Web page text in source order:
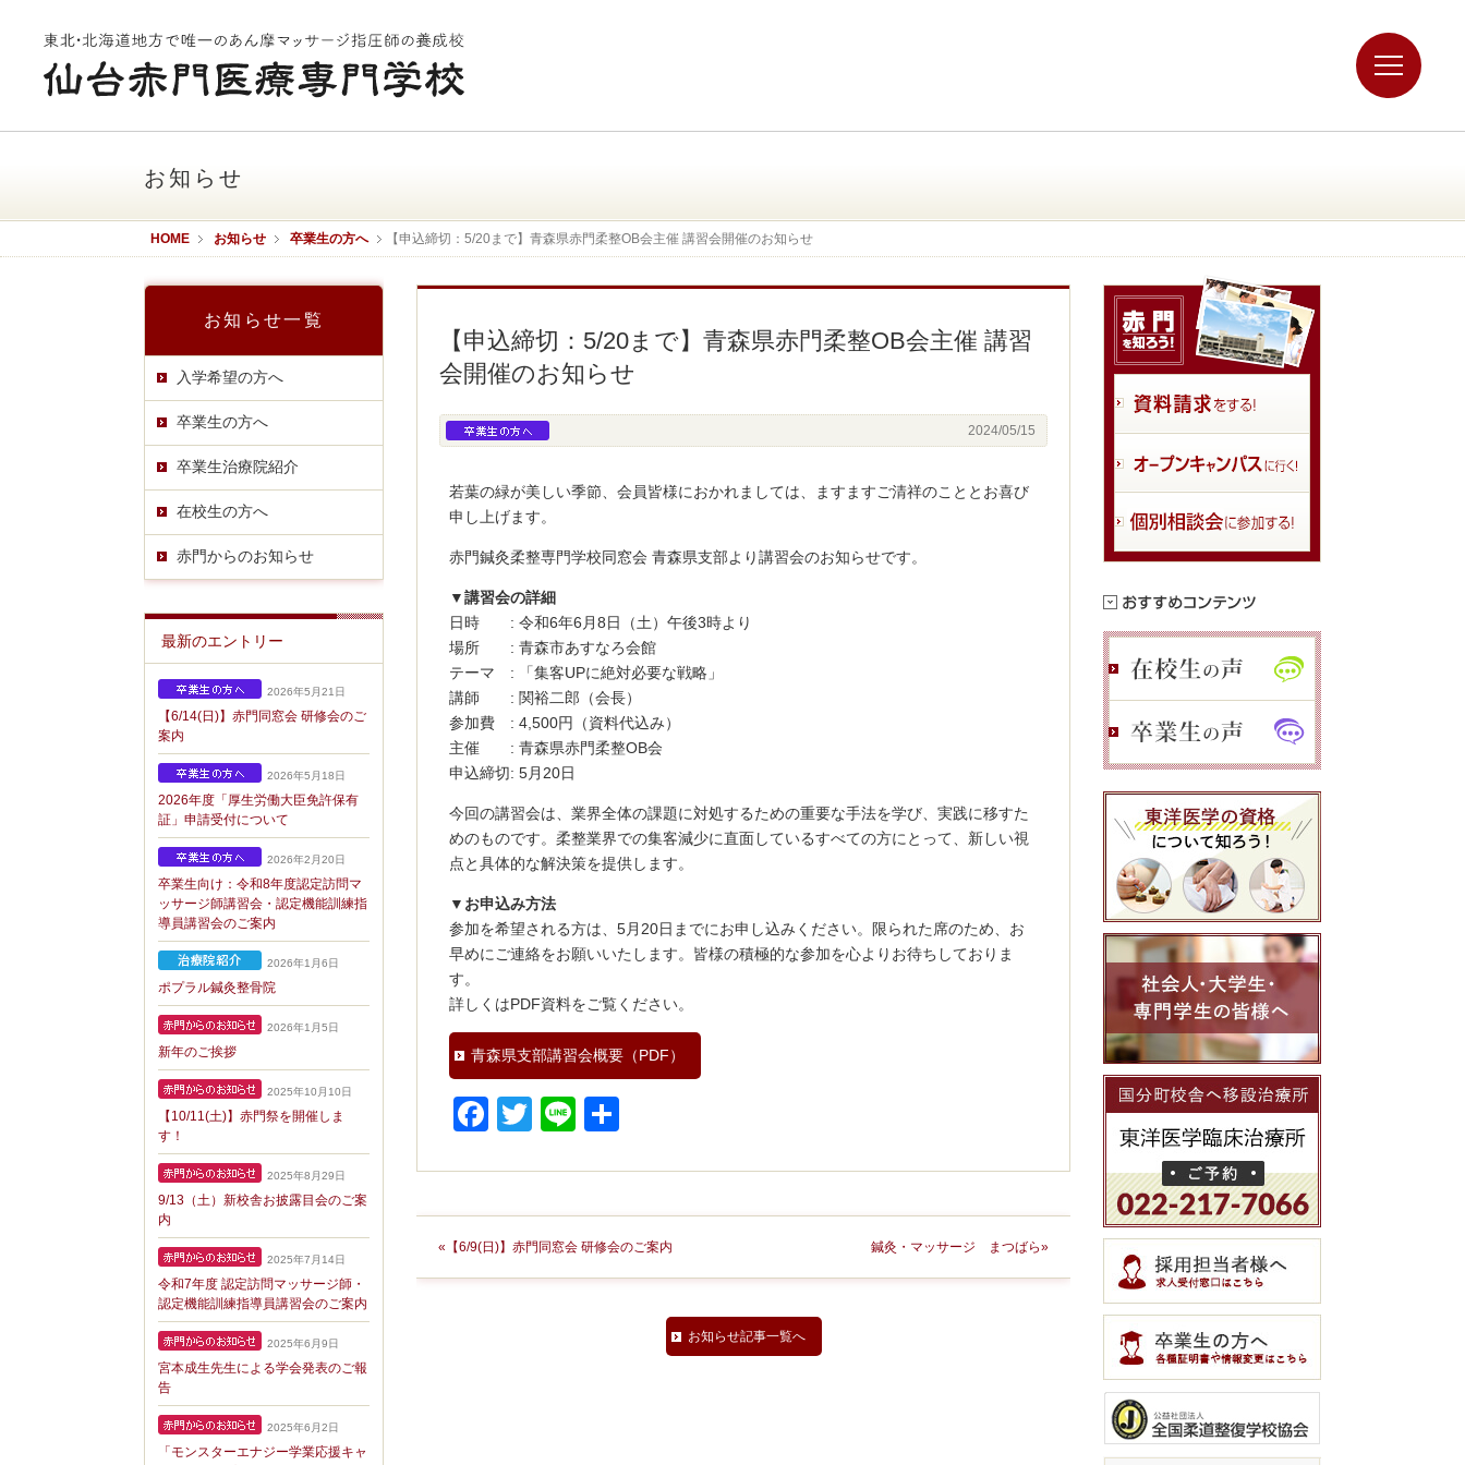
お知らせ
HOME お知らせ 卒業生の方へ 【申込締切：5/20まで】青森県赤門柔整OB会主催 講習会開催のお知らせ
お知らせ一覧
入学希望の方へ
卒業生の方へ
卒業生治療院紹介
在校生の方へ
赤門からのお知らせ
最新のエントリー
2026年5月21日
【6/14(日)】赤門同窓会 研修会のご
案内
2026年5月18日
2026年度「厚生労働大臣免許保有
証」申請受付について
2026年2月20日
卒業生向け：令和8年度認定訪問マ
ッサージ師講習会・認定機能訓練指
導員講習会のご案内
2026年1月6日
ポプラル鍼灸整骨院
2026年1月5日
新年のご挨拶
2025年10月10日
【10/11(土)】赤門祭を開催しま
す！
2025年8月29日
9/13（土）新校舎お披露目会のご案
内
2025年7月14日
令和7年度 認定訪問マッサージ師・
認定機能訓練指導員講習会のご案内
2025年6月9日
宮本成生先生による学会発表のご報
告
2025年6月2日
「モンスターエナジー学業応援キャ
【申込締切：5/20まで】青森県赤門柔整OB会主催 講習
会開催のお知らせ
2024/05/15
若葉の緑が美しい季節、会員皆様におかれましては、ますますご清祥のこととお喜び
申し上げます。
赤門鍼灸柔整専門学校同窓会 青森県支部より講習会のお知らせです。
▼講習会の詳細
日時 : 令和6年6月8日（土）午後3時より
場所 : 青森市あすなろ会館
テーマ : 「集客UPに絶対必要な戦略」
講師 : 関裕二郎（会長）
参加費 : 4,500円（資料代込み）
主催 : 青森県赤門柔整OB会
申込締切: 5月20日
今回の講習会は、業界全体の課題に対処するための重要な手法を学び、実践に移すた
めのものです。柔整業界での集客減少に直面しているすべての方にとって、新しい視
点と具体的な解決策を提供します。
▼お申込み方法
参加を希望される方は、5月20日までにお申し込みください。限られた席のため、お
早めにご連絡をお願いいたします。皆様の積極的な参加を心よりお待ちしておりま
す。
詳しくはPDF資料をご覧ください。
青森県支部講習会概要（PDF）
Facebook
Twitter
Line
鍼灸・マッサージ まつばら»
«【6/9(日)】赤門同窓会 研修会のご案内
お知らせ記事一覧へ